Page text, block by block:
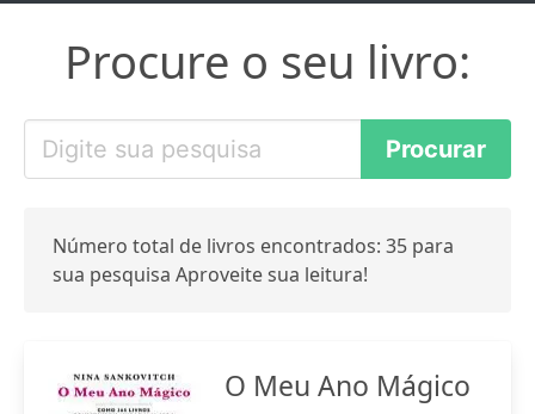
Procure o seu livro:
Número total de livros encontrados: 35 para
sua pesquisa Aproveite sua leitura!
O Meu Ano Mágico